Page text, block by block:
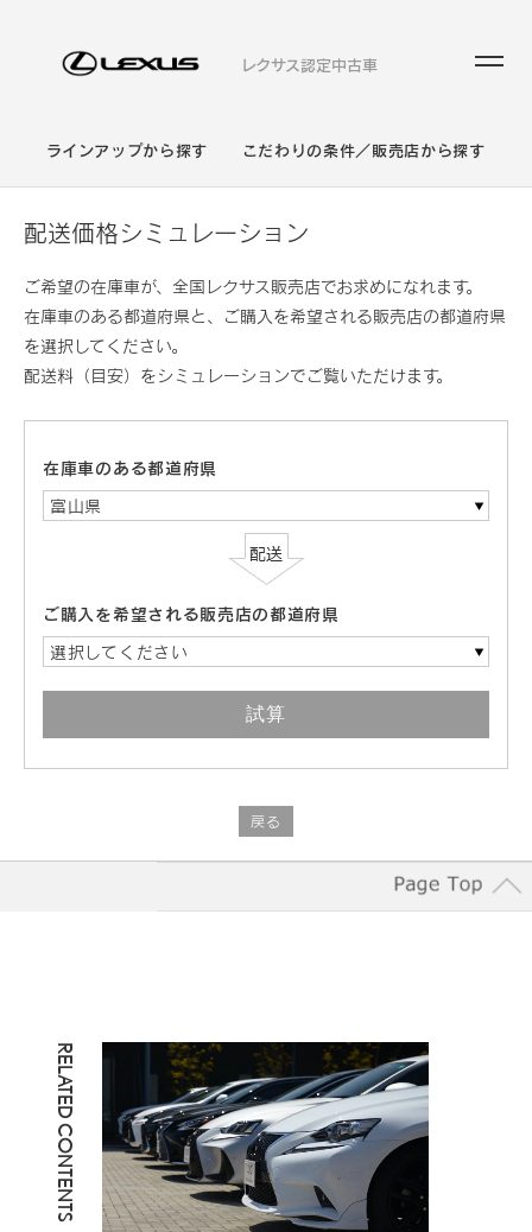
レクサス認定中古車
ラインアップから探す こだわりの条件／販売店から探す
配送価格シミュレーション
ご希望の在庫車が、全国レクサス販売店でお求めになれます。
在庫車のある都道府県と、ご購入を希望される販売店の都道府県
を選択してください。
配送料（目安）をシミュレーションでご覧いただけます。
在庫車のある都道府県
富山県
ご購入を希望される販売店の都道府県
選択してください
戻る
RELATED CONTENTS